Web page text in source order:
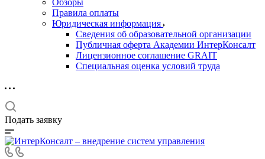
Обзоры
Правила оплаты
Юридическая информация
Сведения об образовательной организации
Публичная оферта Академии ИнтерКонсалт
Лицензионное соглашение GRAIT
Специальная оценка условий труда
Подать заявку